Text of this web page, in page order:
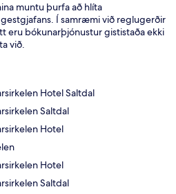
muntu þurfa að hlíta
Í samræmi við reglugerðir
eru bókunarþjónustur gististaða ekki
við.
Hotel Saltdal
Saltdal
Hotel
Hotel
Saltdal